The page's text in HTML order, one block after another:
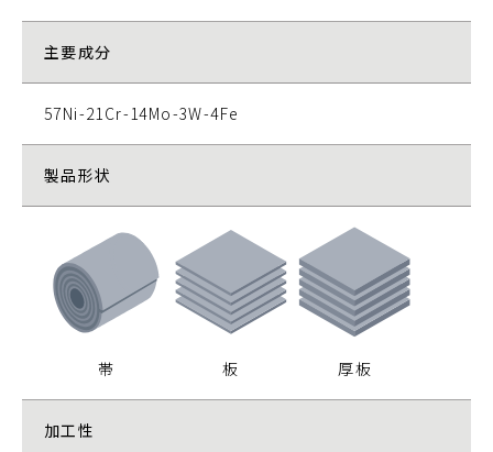
主要成分
57Ni-21Cr-14Mo-3W-4Fe
製品形状
帯 板 厚板
加工性